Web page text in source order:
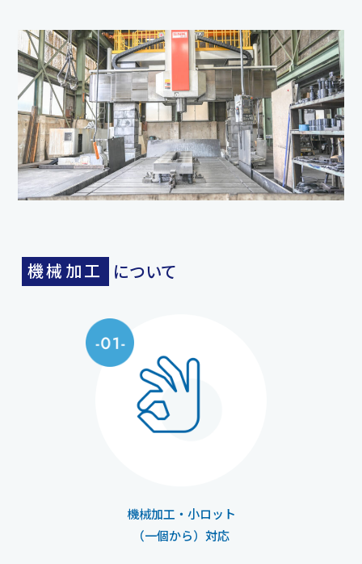
機械加工 について
機械加工・小ロット
（一個から）対応